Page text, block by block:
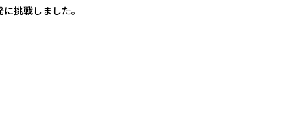
挑戦しました。